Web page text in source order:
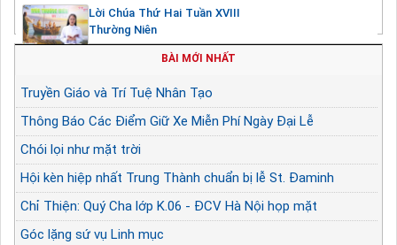
Lời Chúa Thứ Hai Tuần XVIII
Thường Niên
BÀI MỚI NHẤT
Truyền Giáo và Trí Tuệ Nhân Tạo
Thông Báo Các Điểm Giữ Xe Miễn Phí Ngày Đại Lễ
Chói lọi như mặt trời
Hội kèn hiệp nhất Trung Thành chuẩn bị lễ St. Đaminh
Chỉ Thiện: Quý Cha lớp K.06 - ĐCV Hà Nội họp mặt
Góc lặng sứ vụ Linh mục